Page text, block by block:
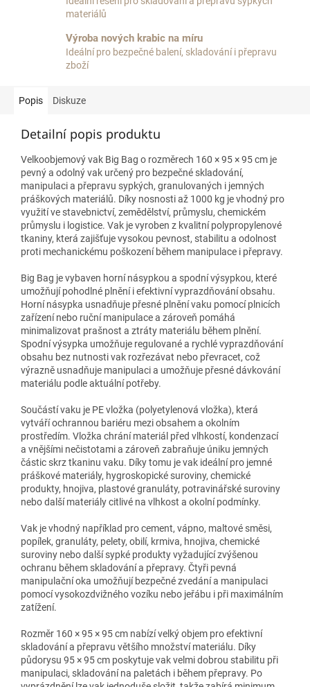
materiálů
Výroba nových krabic na míru
Ideální pro bezpečné balení, skladování i přepravu
zboží
Popis Diskuze
Detailní popis produktu
Velkoobjemový vak Big Bag o rozměrech 160 × 95 × 95 cm je
pevný a odolný vak určený pro bezpečné skladování,
manipulaci a přepravu sypkých, granulovaných i jemných
práškových materiálů. Díky nosnosti až 1000 kg je vhodný pro
využití ve stavebnictví, zemědělství, průmyslu, chemickém
průmyslu i logistice. Vak je vyroben z kvalitní polypropylenové
tkaniny, která zajišťuje vysokou pevnost, stabilitu a odolnost
proti mechanickému poškození během manipulace i přepravy.
Big Bag je vybaven horní násypkou a spodní výsypkou, které
umožňují pohodlné plnění i efektivní vyprazdňování obsahu.
Horní násypka usnadňuje přesné plnění vaku pomocí plnicích
zařízení nebo ruční manipulace a zároveň pomáhá
minimalizovat prašnost a ztráty materiálu během plnění.
Spodní výsypka umožňuje regulované a rychlé vyprazdňování
obsahu bez nutnosti vak rozřezávat nebo převracet, což
výrazně usnadňuje manipulaci a umožňuje přesné dávkování
materiálu podle aktuální potřeby.
Součástí vaku je PE vložka (polyetylenová vložka), která
vytváří ochrannou bariéru mezi obsahem a okolním
prostředím. Vložka chrání materiál před vlhkostí, kondenzací
a vnějšími nečistotami a zároveň zabraňuje úniku jemných
částic skrz tkaninu vaku. Díky tomu je vak ideální pro jemné
práškové materiály, hygroskopické suroviny, chemické
produkty, hnojiva, plastové granuláty, potravinářské suroviny
nebo další materiály citlivé na vlhkost a okolní podmínky.
Vak je vhodný například pro cement, vápno, maltové směsi,
popílek, granuláty, pelety, obilí, krmiva, hnojiva, chemické
suroviny nebo další sypké produkty vyžadující zvýšenou
ochranu během skladování a přepravy. Čtyři pevná
manipulační oka umožňují bezpečné zvedání a manipulaci
pomocí vysokozdvižného vozíku nebo jeřábu i při maximálním
zatížení.
Rozměr 160 × 95 × 95 cm nabízí velký objem pro efektivní
skladování a přepravu většího množství materiálu. Díky
půdorysu 95 × 95 cm poskytuje vak velmi dobrou stabilitu při
manipulaci, skladování na paletách i během přepravy. Po